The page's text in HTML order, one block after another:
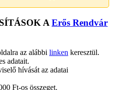
A Erős Rendvár
az alábbi linken keresztül.
adatait.
hívását az adatai
Ft-os összeget.